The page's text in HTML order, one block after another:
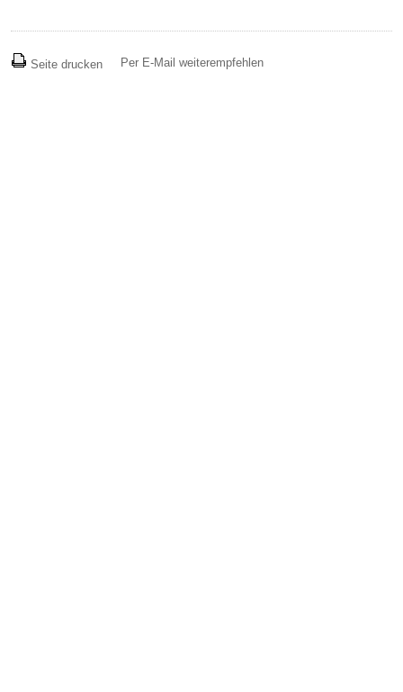
Seite drucken Per E-Mail weiterempfehlen